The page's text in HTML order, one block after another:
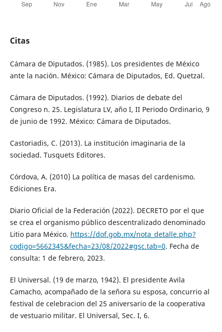
Citas
Cámara de Diputados. (1985). Los presidentes de México
ante la nación. México: Cámara de Diputados, Ed. Quetzal.
Cámara de Diputados. (1992). Diarios de debate del
Congreso n. 25. Legislatura LV, año I, II Periodo Ordinario, 9
de junio de 1992. México: Cámara de Diputados.
Castoriadis, C. (2013). La institución imaginaria de la
sociedad. Tusquets Editores.
Córdova, A. (2010) La política de masas del cardenismo.
Ediciones Era.
Diario Oficial de la Federación (2022). DECRETO por el que
se crea el organismo público descentralizado denominado
Litio para México. https://dof.gob.mx/nota_detalle.php?
codigo=5662345&fecha=23/08/2022#gsc.tab=0. Fecha de
consulta: 1 de febrero, 2023.
El Universal. (19 de marzo, 1942). El presidente Avila
Camacho, acompañado de la señora su esposa, concurrio al
festival de celebracion del 25 aniversario de la cooperativa
de vestuario militar. El Universal, Sec. I, 6.